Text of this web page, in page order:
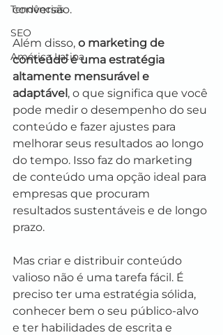
Tendências
SEO
América Latina
conversão.
Além disso, o marketing de
conteúdo é uma estratégia
altamente mensurável e
adaptável, o que significa que você
pode medir o desempenho do seu
conteúdo e fazer ajustes para
melhorar seus resultados ao longo
do tempo. Isso faz do marketing
de conteúdo uma opção ideal para
empresas que procuram
resultados sustentáveis e de longo
prazo.
Mas criar e distribuir conteúdo
valioso não é uma tarefa fácil. É
preciso ter uma estratégia sólida,
conhecer bem o seu público-alvo
e ter habilidades de escrita e